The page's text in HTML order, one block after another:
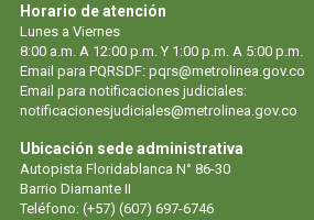
Horario de atención
Lunes a Viernes
8:00 a.m. A 12:00 p.m. Y 1:00 p.m. A 5:00 p.m.
Email para PQRSDF: pqrs@metrolinea.gov.co
Email para notificaciones judiciales:
notificacionesjudiciales@metrolinea.gov.co
Ubicación sede administrativa
Autopista Floridablanca N° 86-30
Barrio Diamante II
Teléfono: (+57) (607) 697-6746